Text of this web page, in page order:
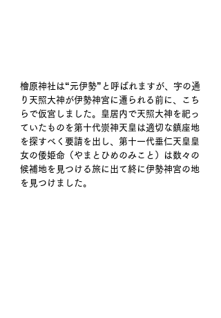
檜原神社は“元伊勢”と呼ばれますが、字の通
り天照大神が伊勢神宮に遷られる前に、こち
らで仮宮しました。皇居内で天照大神を祀っ
ていたものを第十代崇神天皇は適切な鎮座地
を探すべく要請を出し、第十一代垂仁天皇皇
女の倭姫命（やまとひめのみこと）は数々の
候補地を見つける旅に出て終に伊勢神宮の地
を見つけました。